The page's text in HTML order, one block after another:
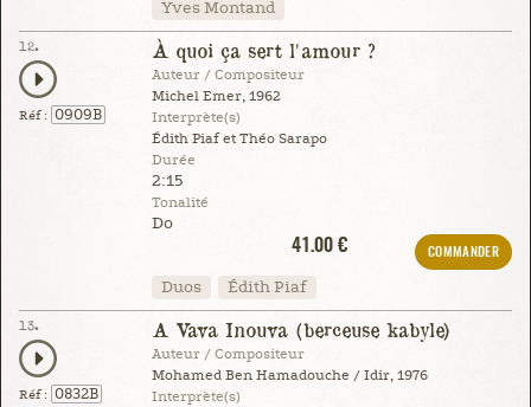
Yves Montand
12.
Réf : 0909B
À quoi ça sert l'amour ?
Auteur / Compositeur
Michel Emer, 1962
Interprète(s)
Édith Piaf et Théo Sarapo
Durée
2:15
Tonalité
Do
41.00 €
COMMANDER
Duos Édith Piaf
13.
Réf : 0832B
A Vava Inouva (berceuse kabyle)
Auteur / Compositeur
Mohamed Ben Hamadouche / Idir, 1976
Interprète(s)